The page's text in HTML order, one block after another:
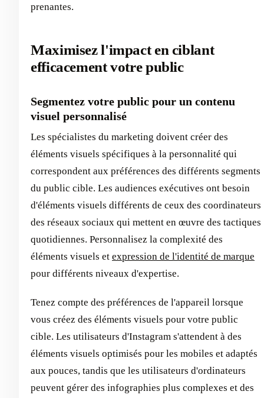
prenantes.
Maximisez l'impact en ciblant
efficacement votre public
Segmentez votre public pour un contenu
visuel personnalisé
Les spécialistes du marketing doivent créer des
éléments visuels spécifiques à la personnalité qui
correspondent aux préférences des différents segments
du public cible. Les audiences exécutives ont besoin
d'éléments visuels différents de ceux des coordinateurs
des réseaux sociaux qui mettent en œuvre des tactiques
quotidiennes. Personnalisez la complexité des
éléments visuels et expression de l'identité de marque
pour différents niveaux d'expertise.
Tenez compte des préférences de l'appareil lorsque
vous créez des éléments visuels pour votre public
cible. Les utilisateurs d'Instagram s'attendent à des
éléments visuels optimisés pour les mobiles et adaptés
aux pouces, tandis que les utilisateurs d'ordinateurs
peuvent gérer des infographies plus complexes et des